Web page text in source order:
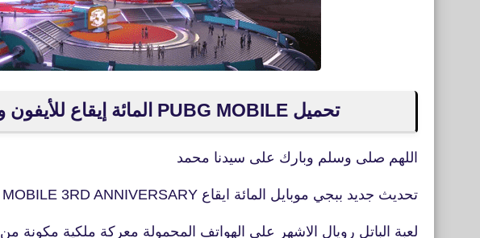
تحميل PUBG MOBILE المائة إيقاع للأيفون والأندرويد التحديث الجديد
اللهم صلى وسلم وبارك على سيدنا محمد
تحديث جديد ببجي موبايل المائة ايقاع PUBG MOBILE 3RD ANNIVERSAR‪Y‬
لعبة الباتل رويال الاشهر على الهواتف المحمولة معركة ملكية مكونة من 100 لاعب